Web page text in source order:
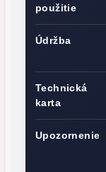
použitie
Údržba
Technická
karta
Upozornenie